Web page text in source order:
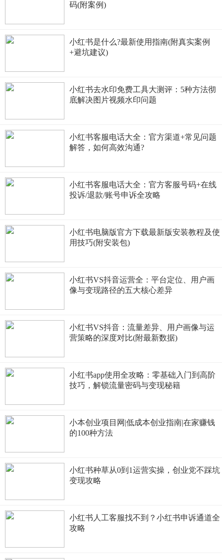
码(附案例)
小红书是什么?最新使用指南(附真实案例
+避坑建议)
小红书去水印免费工具大测评：5种方法彻
底解决图片视频水印问题
小红书客服电话大全：官方渠道+常见问题
解答，如何高效沟通?
小红书客服电话大全：官方客服号码+在线
投诉/退款/账号申诉全攻略
小红书电脑版官方下载最新版安装教程及使
用技巧(附安装包)
小红书VS抖音运营全：平台定位、用户画
像与变现路径的五大核心差异
小红书VS抖音：流量差异、用户画像与运
营策略的深度对比(附最新数据)
小红书app使用全攻略：零基础入门到高阶
技巧，解锁流量密码与变现秘籍
小本创业项目网|低成本创业指南|在家赚钱
的100种方法
小红书种草从0到1运营实操，创业党不踩坑
变现攻略
小红书人工客服找不到？小红书申诉通道全
攻略